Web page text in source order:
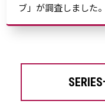
ブ」が調査しました。